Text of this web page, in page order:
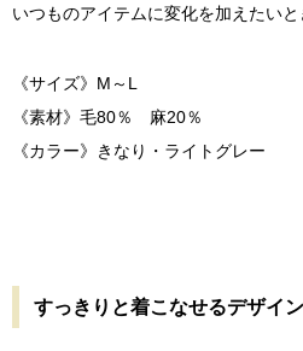
いつものアイテムに変化を加えたいと
《サイズ》M～L
《素材》毛80％ 麻20％
《カラー》きなり・ライトグレー
すっきりと着こなせるデザイン